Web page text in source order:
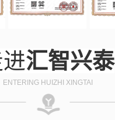
汇智兴泰
ENTERING HUIZHI XINGTAI